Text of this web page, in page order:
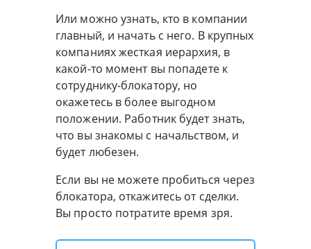
Или можно узнать, кто в компании
главный, и начать с него. В крупных
компаниях жесткая иерархия, в
какой-то момент вы попадете к
сотруднику-блокатору, но
окажетесь в более выгодном
положении. Работник будет знать,
что вы знакомы с начальством, и
будет любезен.
Если вы не можете пробиться через
блокатора, откажитесь от сделки.
Вы просто потратите время зря.